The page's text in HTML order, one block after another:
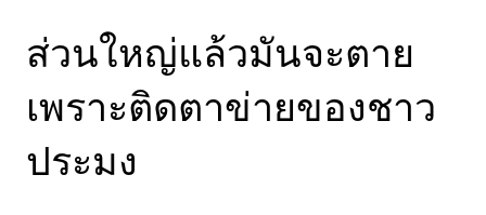
ส่วนใหญ่แล้วมันจะตาย
เพราะติดตาข่ายของชาว
ประมง